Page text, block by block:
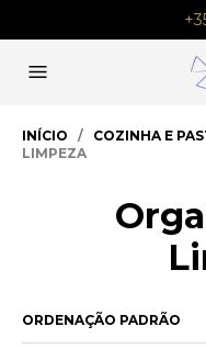
INÍCIO / COZINHA E
LIMPEZA